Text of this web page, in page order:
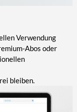
Verwendung
Abos oder
bleiben.